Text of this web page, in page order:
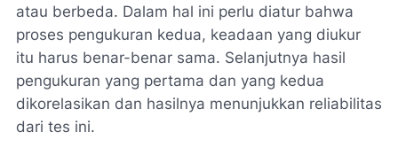
atau berbeda. Dalam hal ini perlu diatur bahwa
proses pengukuran kedua, keadaan yang diukur
itu harus benar-benar sama. Selanjutnya hasil
pengukuran yang pertama dan yang kedua
dikorelasikan dan hasilnya menunjukkan reliabilitas
dari tes ini.